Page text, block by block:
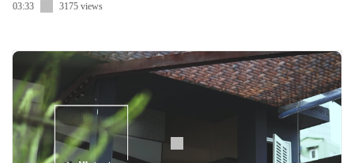
03:33 3175 views